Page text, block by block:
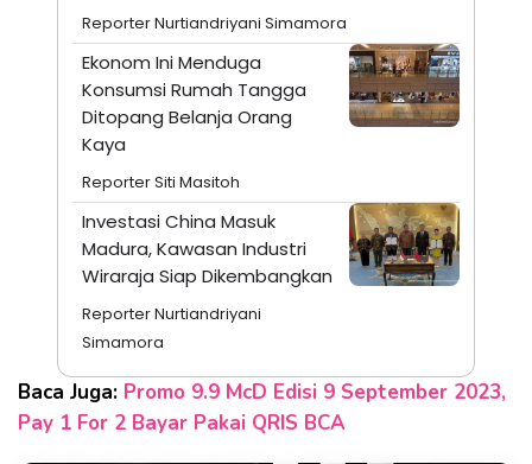
Reporter Nurtiandriyani Simamora
Ekonom Ini Menduga
Konsumsi Rumah Tangga
Ditopang Belanja Orang
Kaya
Reporter Siti Masitoh
Investasi China Masuk
Madura, Kawasan Industri
Wiraraja Siap Dikembangkan
Reporter Nurtiandriyani
Simamora
Baca Juga: Promo 9.9 McD Edisi 9 September 2023,
Pay 1 For 2 Bayar Pakai QRIS BCA